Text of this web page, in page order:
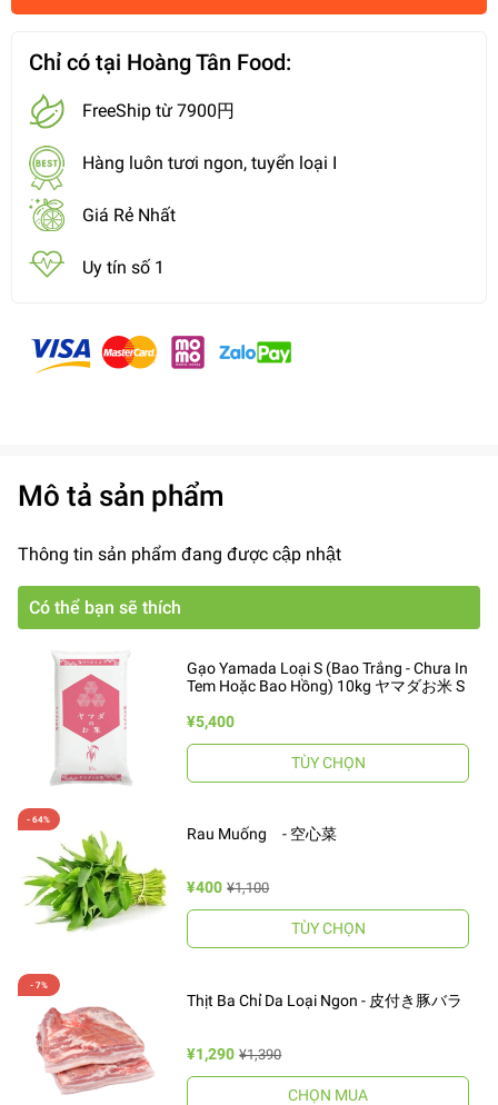
Chỉ có tại Hoàng Tân Food:
FreeShip từ 7900円
Hàng luôn tươi ngon, tuyển loại I
Giá Rẻ Nhất
Uy tín số 1
Mô tả sản phẩm
Thông tin sản phẩm đang được cập nhật
Có thể bạn sẽ thích
Gạo Yamada Loại S (Bao Trắng - Chưa In
Tem Hoặc Bao Hồng) 10kg ヤマダお米 S
¥5,400
TÙY CHỌN
Rau Muống - 空心菜
¥400 ¥1,100
TÙY CHỌN
Thịt Ba Chỉ Da Loại Ngon - 皮付き豚バラ
¥1,290 ¥1,390
CHỌN MUA